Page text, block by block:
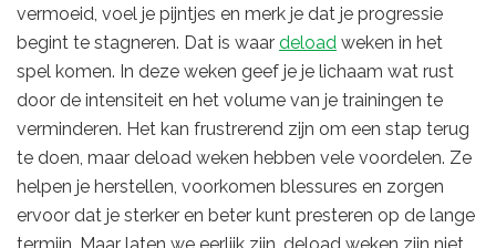
vermoeid, voel je pijntjes en merk je dat je progressie
begint te stagneren. Dat is waar deload weken in het
spel komen. In deze weken geef je je lichaam wat rust
door de intensiteit en het volume van je trainingen te
verminderen. Het kan frustrerend zijn om een stap terug
te doen, maar deload weken hebben vele voordelen. Ze
helpen je herstellen, voorkomen blessures en zorgen
ervoor dat je sterker en beter kunt presteren op de lange